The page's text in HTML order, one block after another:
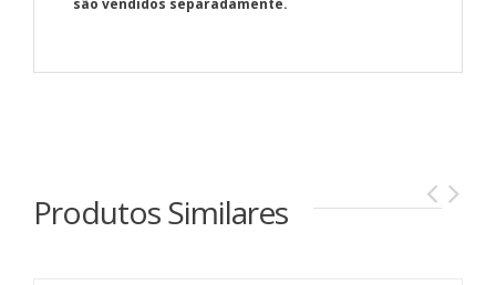
são vendidos separadamente.
Produtos Similares